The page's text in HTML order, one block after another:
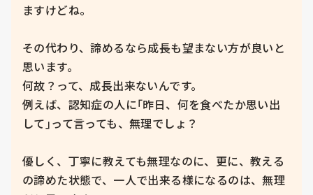
ますけどね。
その代わり、諦めるなら成長も望まない方が良いと
思います。
何故？って、成長出来ないんです。
例えば、認知症の人に｢昨日、何を食べたか思い出
して｣って言っても、無理でしょ？
優しく、丁寧に教えても無理なのに、更に、教える
の諦めた状態で、一人で出来る様になるのは、無理